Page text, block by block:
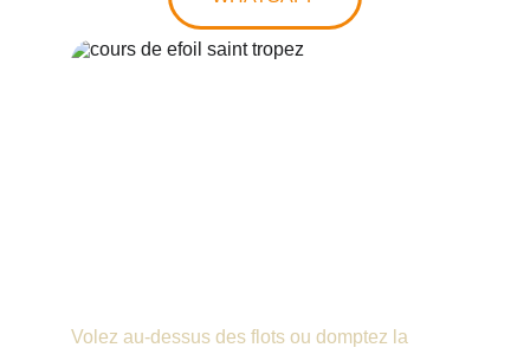
Volez au-dessus des flots ou domptez la